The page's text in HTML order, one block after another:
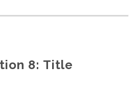
8: Title